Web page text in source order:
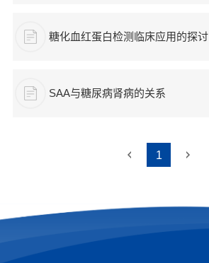
糖化血红蛋白检测临床应用的探讨
SAA与糖尿病肾病的关系
1